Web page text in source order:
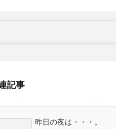
記事
昨日の夜は・・・。